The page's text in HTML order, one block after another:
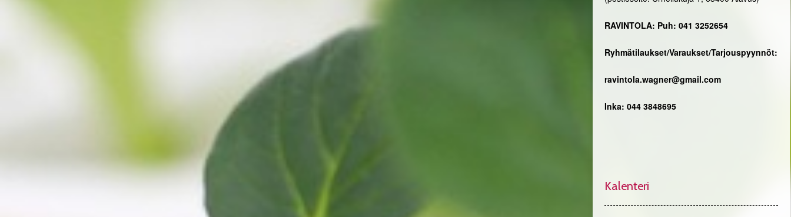
RAVINTOLA: Puh: 041 3252654
Ryhmätilaukset/Varaukset/Tarjouspyynnöt:
ravintola.wagner@gmail.com
Inka: 044 3848695
Kalenteri